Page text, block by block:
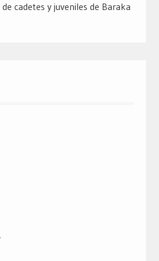
cadetes y juveniles de Baraka